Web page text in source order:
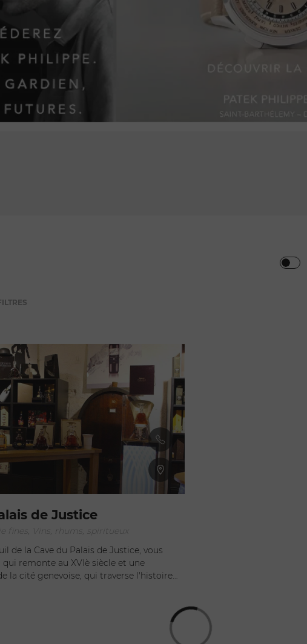
de Justice
fines, Vins, rhums, spiritueux
de la Cave du Palais de Justice, vous
remonte au XVIè siècle et une
la cité genevoise, qui traverse l'histoire
de Justice a préservé tout son charme
après avoir vécu quelques travaux
paradis pour tous les amoureux des vins et